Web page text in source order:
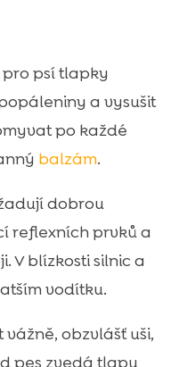
psí tlapky
a vysušit
po každé
balzám.
dobrou
reflexních prvků a
V blízkosti silnic a
vodítku.
obzvlášť uši,